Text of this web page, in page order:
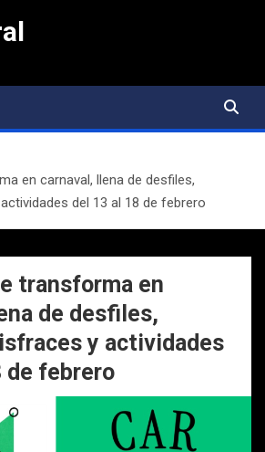
en carnaval, llena de desfiles,
del 13 al 18 de febrero
transforma en
de desfiles,
y actividades
de febrero